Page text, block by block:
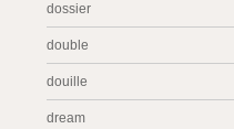
dossier
double
douille
dream